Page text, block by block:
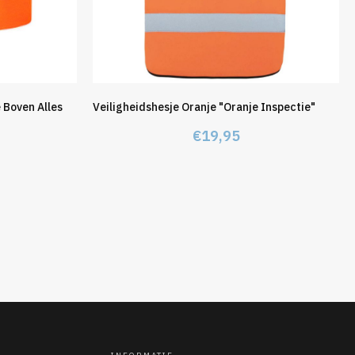
Alles Veiligheidshesje Oranje "Oranje Inspectie"
€19,95